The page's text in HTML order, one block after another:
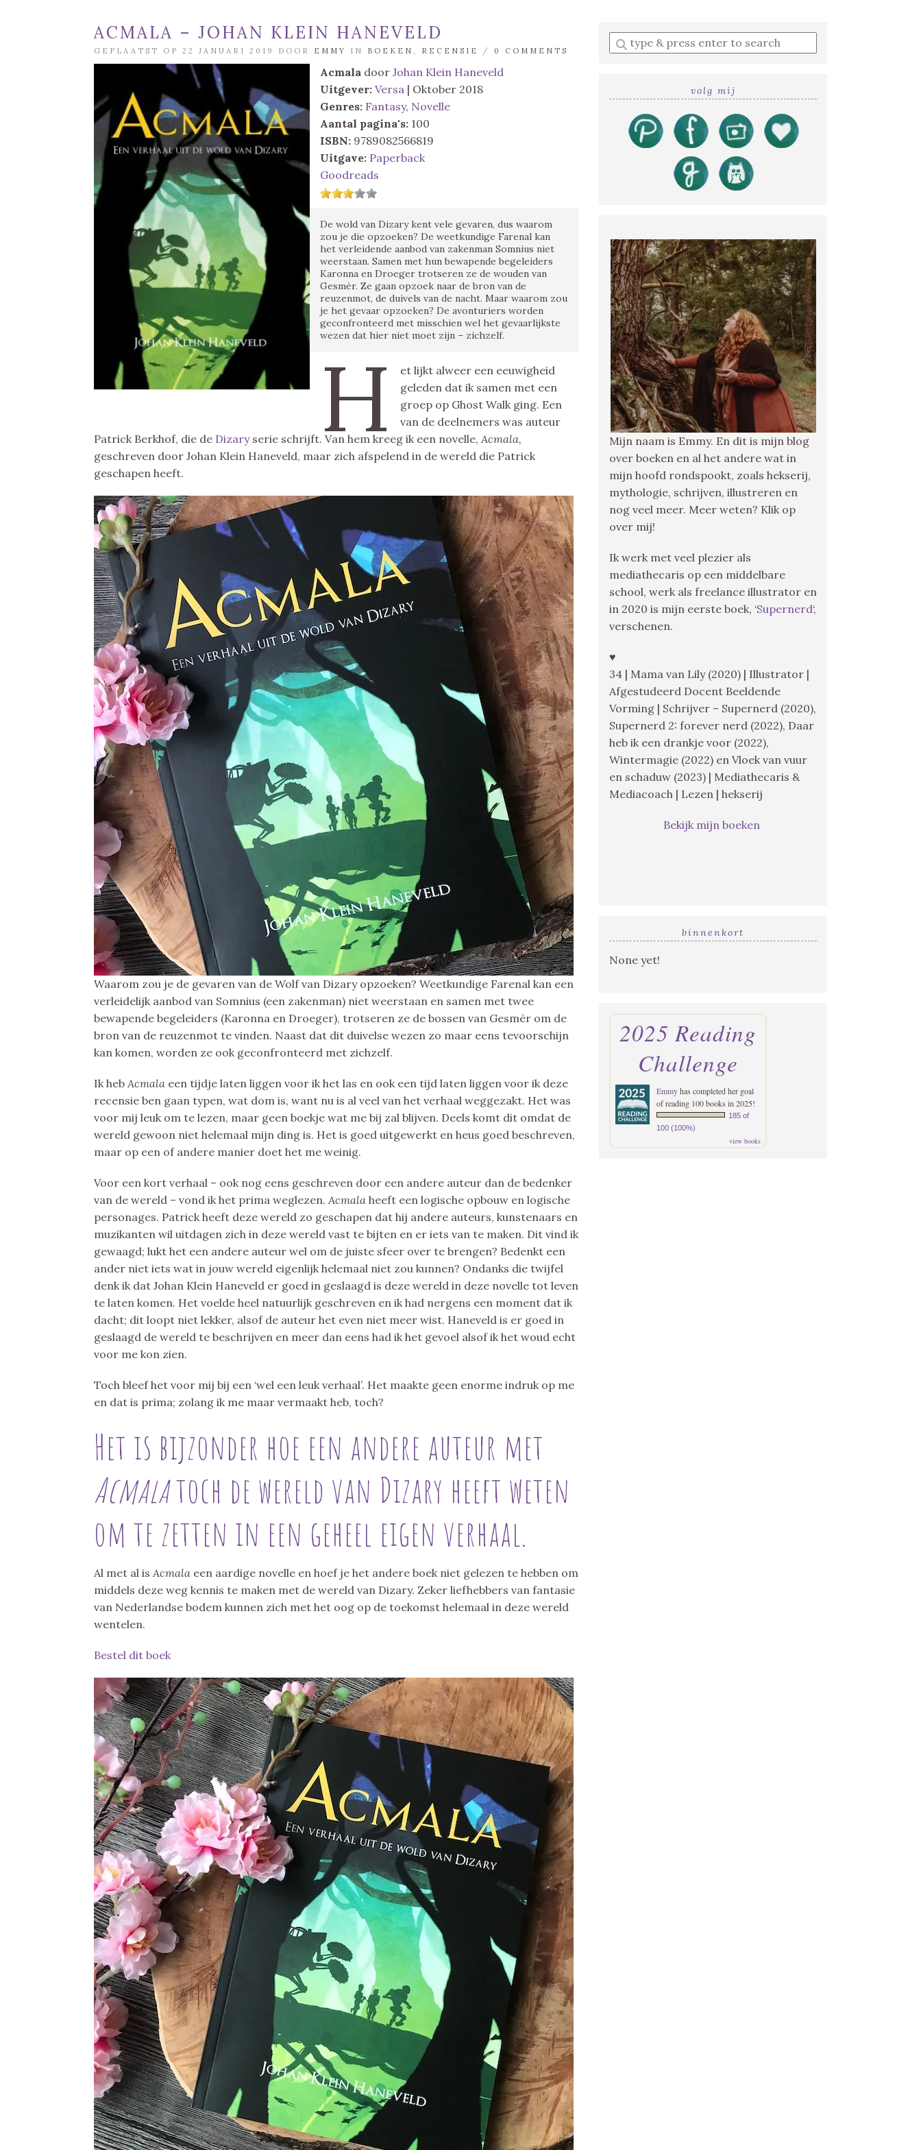
ACMALA – JOHAN KLEIN HANEVELD
GEPLAATST OP 22 JANUARI 2019 DOOR EMMY IN BOEKEN , RECENSIE / 0 COMMENTS
Acmala door Johan Klein Haneveld
Uitgever: Versa | Oktober 2018
Genres: Fantasy, Novelle
Aantal pagina's: 100
ISBN: 9789082566819
Uitgave: Paperback
Goodreads
De wold van Dizary kent vele gevaren, dus waarom
zou je die opzoeken? De weetkundige Farenal kan
het verleidende aanbod van zakenman Somnius niet
weerstaan. Samen met hun bewapende begeleiders
Karonna en Droeger trotseren ze de wouden van
Gesmèr. Ze gaan opzoek naar de bron van de
reuzenmot, de duivels van de nacht. Maar waarom zou
je het gevaar opzoeken? De avonturiers worden
geconfronteerd met misschien wel het gevaarlijkste
wezen dat hier niet moet zijn – zichzelf.
H
et lijkt alweer een eeuwigheid
geleden dat ik samen met een
groep op Ghost Walk ging. Een
van de deelnemers was auteur
Patrick Berkhof, die de Dizary serie schrijft. Van hem kreeg ik een novelle, Acmala,
geschreven door Johan Klein Haneveld, maar zich afspelend in de wereld die Patrick
geschapen heeft.
Waarom zou je de gevaren van de Wolf van Dizary opzoeken? Weetkundige Farenal kan een
verleidelijk aanbod van Somnius (een zakenman) niet weerstaan en samen met twee
bewapende begeleiders (Karonna en Droeger), trotseren ze de bossen van Gesmèr om de
bron van de reuzenmot te vinden. Naast dat dit duivelse wezen zo maar eens tevoorschijn
kan komen, worden ze ook geconfronteerd met zichzelf.
Ik heb Acmala een tijdje laten liggen voor ik het las en ook een tijd laten liggen voor ik deze
recensie ben gaan typen, wat dom is, want nu is al veel van het verhaal weggezakt. Het was
voor mij leuk om te lezen, maar geen boekje wat me bij zal blijven. Deels komt dit omdat de
wereld gewoon niet helemaal mijn ding is. Het is goed uitgewerkt en heus goed beschreven,
maar op een of andere manier doet het me weinig.
Voor een kort verhaal – ook nog eens geschreven door een andere auteur dan de bedenker
van de wereld – vond ik het prima weglezen. Acmala heeft een logische opbouw en logische
personages. Patrick heeft deze wereld zo geschapen dat hij andere auteurs, kunstenaars en
muzikanten wil uitdagen zich in deze wereld vast te bijten en er iets van te maken. Dit vind ik
gewaagd; lukt het een andere auteur wel om de juiste sfeer over te brengen? Bedenkt een
ander niet iets wat in jouw wereld eigenlijk helemaal niet zou kunnen? Ondanks die twijfel
denk ik dat Johan Klein Haneveld er goed in geslaagd is deze wereld in deze novelle tot leven
te laten komen. Het voelde heel natuurlijk geschreven en ik had nergens een moment dat ik
dacht; dit loopt niet lekker, alsof de auteur het even niet meer wist. Haneveld is er goed in
geslaagd de wereld te beschrijven en meer dan eens had ik het gevoel alsof ik het woud echt
voor me kon zien.
Toch bleef het voor mij bij een ‘wel een leuk verhaal’. Het maakte geen enorme indruk op me
en dat is prima; zolang ik me maar vermaakt heb, toch?
Het is bijzonder hoe een andere auteur met
Acmalatoch de wereld van Dizary heeft weten
om te zetten in een geheel eigen verhaal.
Al met al is Acmala een aardige novelle en hoef je het andere boek niet gelezen te hebben om
middels deze weg kennis te maken met de wereld van Dizary. Zeker liefhebbers van fantasie
van Nederlandse bodem kunnen zich met het oog op de toekomst helemaal in deze wereld
wentelen.
Bestel dit boek
Enter
a
volg mij
Mijn naam is Emmy. En dit is mijn blog
over boeken en al het andere wat in
mijn hoofd rondspookt, zoals hekserij,
mythologie, schrijven, illustreren en
nog veel meer. Meer weten? Klik op
over mij!
Ik werk met veel plezier als
mediathecaris op een middelbare
school, werk als freelance illustrator en
in 2020 is mijn eerste boek, ‘Supernerd‘,
verschenen.
♥
34 | Mama van Lily (2020) | Illustrator |
Afgestudeerd Docent Beeldende
Vorming | Schrijver – Supernerd (2020),
Supernerd 2: forever nerd (2022), Daar
heb ik een drankje voor (2022),
Wintermagie (2022) en Vloek van vuur
en schaduw (2023) | Mediathecaris &
Mediacoach | Lezen | hekserij
Bekijk mijn boeken
binnenkort
None yet!
2025 Reading
Challenge
Emmyhas completed her goal
of reading 100 books in 2025!
185 of
100 (100%)
view books